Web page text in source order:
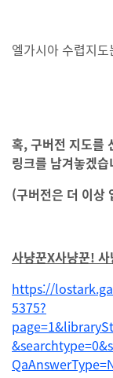
엘가시아 수렵지
혹, 구버전 지도를
링크를 남겨놓겠습
(구버전은 더 이상
사냥꾼X사냥꾼!
https://
5375?